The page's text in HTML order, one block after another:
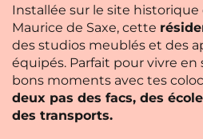
Installée sur le site historique
Maurice de Saxe, cette
des studios meublés et des
équipés. Parfait pour vivre en
bons moments avec tes
deux pas des facs, des
des transports.